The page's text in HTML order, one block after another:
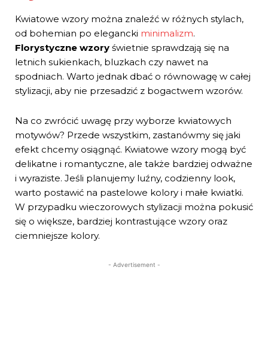
Kwiatowe wzory można znaleźć w różnych stylach,
od bohemian po elegancki minimalizm.
Florystyczne wzory świetnie sprawdzają się na
letnich sukienkach, bluzkach czy nawet na
spodniach. Warto jednak dbać o równowagę w całej
stylizacji, aby nie przesadzić z bogactwem wzorów.
Na co zwrócić uwagę przy wyborze kwiatowych
motywów? Przede wszystkim, zastanówmy się jaki
efekt chcemy osiągnąć. Kwiatowe wzory mogą być
delikatne i romantyczne, ale także bardziej odważne
i wyraziste. Jeśli planujemy luźny, codzienny look,
warto postawić na pastelowe kolory i małe kwiatki.
W przypadku wieczorowych stylizacji można pokusić
się o większe, bardziej kontrastujące wzory oraz
ciemniejsze kolory.
- Advertisement -